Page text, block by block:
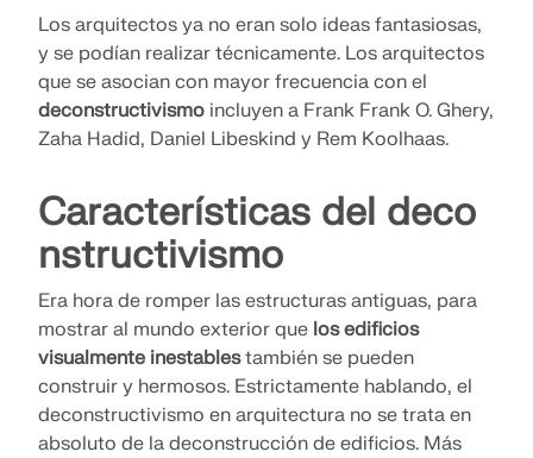
Explorar API
Documentación de API
Primeros pasos
Aplicaciones
Objetos del modelo
Suscripciones y precios
Ejemplos
Los arquitectos ya no eran solo ideas fantasiosas,
y se podían realizar técnicamente. Los arquitectos
que se asocian con mayor frecuencia con el
deconstructivismo incluyen a Frank Frank O. Ghery,
Zaha Hadid, Daniel Libeskind y Rem Koolhaas.
Características del deco
nstructivismo
Era hora de romper las estructuras antiguas, para
mostrar al mundo exterior que los edificios
visualmente inestablestambién se pueden
construir y hermosos. Estrictamente hablando, el
deconstructivismo en arquitectura no se trata en
absoluto de la deconstrucción de edificios. Más